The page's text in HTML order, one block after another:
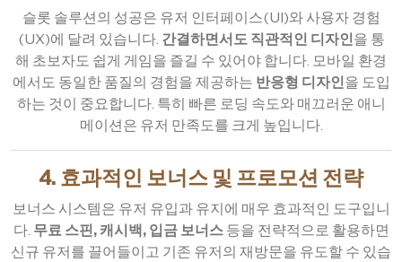
슬롯 솔루션의 성공은 유저 인터페이스(UI)와 사용자 경험
(UX)에 달려 있습니다. 간결하면서도 직관적인 디자인을 통
해 초보자도 쉽게 게임을 즐길 수 있어야 합니다. 모바일 환경
에서도 동일한 품질의 경험을 제공하는 반응형 디자인을 도입
하는 것이 중요합니다. 특히 빠른 로딩 속도와 매끄러운 애니
메이션은 유저 만족도를 크게 높입니다.
4. 효과적인 보너스 및 프로모션 전략
보너스 시스템은 유저 유입과 유지에 매우 효과적인 도구입니
다. 무료 스핀, 캐시백, 입금 보너스등을 전략적으로 활용하면
신규 유저를 끌어들이고 기존 유저의 재방문을 유도할 수 있습